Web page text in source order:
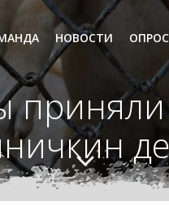
НОВОСТИ
приняли